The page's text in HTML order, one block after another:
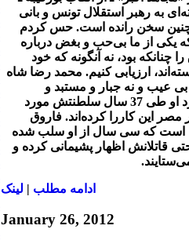
به رهبر استقلال تونس و بانی
سخن رانده است. حس کردم
یکی از ما بی‌حب و بغض درباره
بود، نه آنگونه که خود
ارزیابی کنیم. محمد رضا شاه
عیب و نه جبار و مستبد و
خونخوار، با نگاه به عملکرد او طی 37 سال سلطنتش مورد
مصر این کاررا کرده‌اند. فاروق
است که سی سال از او سلب شده
قاتلانش اظهار پشیمانی کرده و
ادامه مطلب | لينک
January 26, 2012